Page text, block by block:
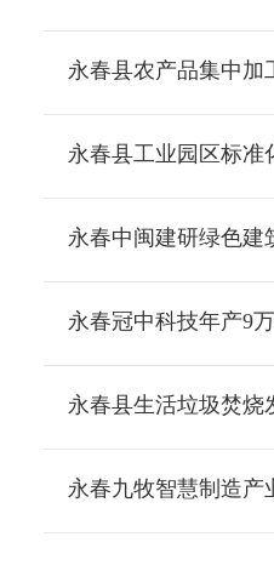
永春县农产品集中加
永春县工业园区标准
永春中闽建研绿色建
永春县生活垃圾焚烧
永春九牧智慧制造产